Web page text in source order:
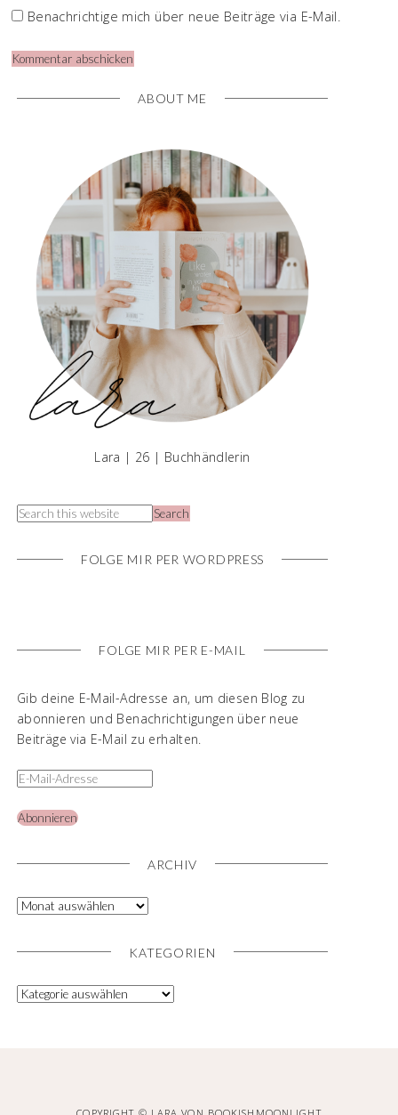
Benachrichtige mich über neue Beiträge via E-Mail.
ABOUT ME
Lara | 26 | Buchhändlerin
FOLGE MIR PER WORDPRESS
FOLGE MIR PER E-MAIL
Gib deine E-Mail-Adresse an, um diesen Blog zu
abonnieren und Benachrichtigungen über neue
Beiträge via E-Mail zu erhalten.
Abonnieren
ARCHIV
KATEGORIEN